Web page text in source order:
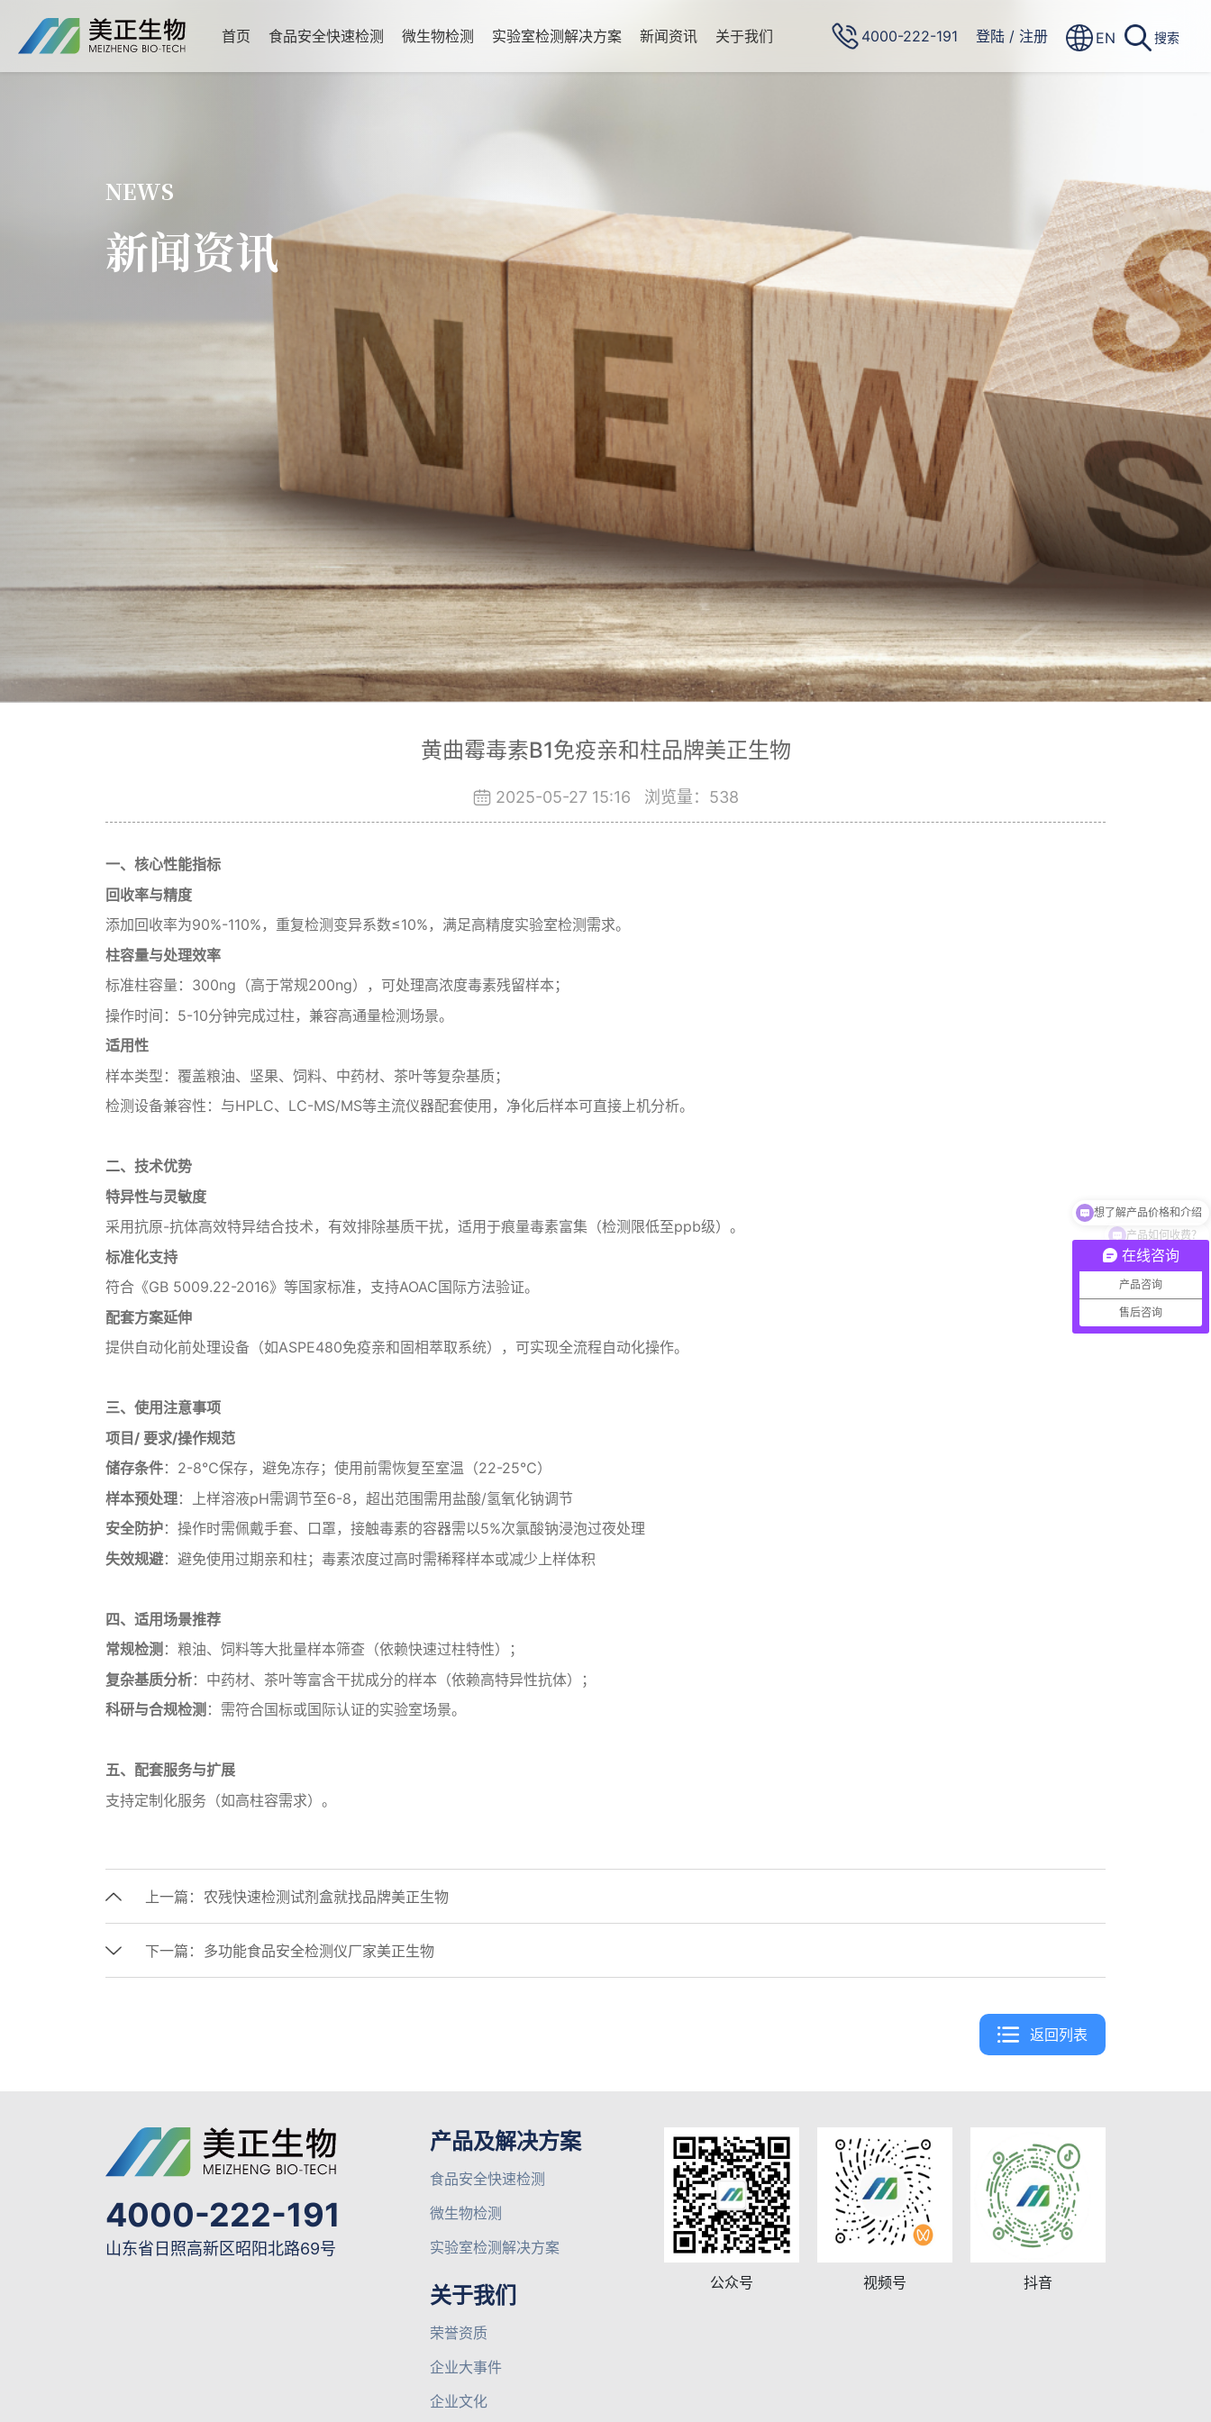
首页 食品安全快速检测 微生物检测 实验室检测解决方案 新闻资讯 关于我们 4000-222-191 登陆 / 注册 EN 搜索
NEWS
新闻资讯
黄曲霉毒素B1免疫亲和柱品牌美正生物
2025-05-27 15:16 浏览量： 538
一、核心性能指标‌
‌回收率与精度‌
添加回收率为90%-110%，重复检测变异系数≤10%，满足高精度实验室检测需求。
‌柱容量与处理效率‌
‌标准柱容量‌：300ng（高于常规200ng），可处理高浓度毒素残留样本；
‌操作时间‌：5-10分钟完成过柱，兼容高通量检测场景。
适用性‌
‌样本类型‌：覆盖粮油、坚果、饲料、中药材、茶叶等复杂基质；
‌检测设备兼容性‌：与HPLC、LC-MS/MS等主流仪器配套使用，净化后样本可直接上机分析。
二、技术优势‌
‌特异性与灵敏度‌
采用抗原-抗体高效特异结合技术，有效排除基质干扰，适用于痕量毒素富集（检测限低至ppb级）。
‌标准化支持‌
符合《GB 5009.22-2016》等国家标准，支持AOAC国际方法验证。
‌配套方案延伸‌
提供自动化前处理设备（如ASPE480免疫亲和固相萃取系统），可实现全流程自动化操作。
三、使用注意事项‌
项目/ 要求/操作规范
‌储存条件‌：2-8℃保存，避免冻存；使用前需恢复至室温（22-25℃）
‌样本预处理‌：上样溶液pH需调节至6-8，超出范围需用盐酸/氢氧化钠调节
安全防护‌：操作时需佩戴手套、口罩，接触毒素的容器需以5%次氯酸钠浸泡过夜处理
‌失效规避‌：避免使用过期亲和柱；毒素浓度过高时需稀释样本或减少上样体积
四、适用场景推荐‌
‌常规检测‌ ：粮油、饲料等大批量样本筛查（依赖快速过柱特性）；
‌复杂基质分析‌：中药材、茶叶等富含干扰成分的样本（依赖高特异性抗体）；
科研与合规检测‌ ：需符合国标或国际认证的实验室场景。
五、配套服务与扩展‌
支持定制化服务（如高柱容需求）。
上一篇： 农残快速检测试剂盒就找品牌美正生物
下一篇： 多功能食品安全检测仪厂家美正生物
返回列表
4000-222-191
山东省日照高新区昭阳北路69号
产品及解决方案
食品安全快速检测
微生物检测
实验室检测解决方案
关于我们
荣誉资质
企业大事件
企业文化
公众号 视频号 抖音
在线咨询
产品咨询
售后咨询
产品如何收费？